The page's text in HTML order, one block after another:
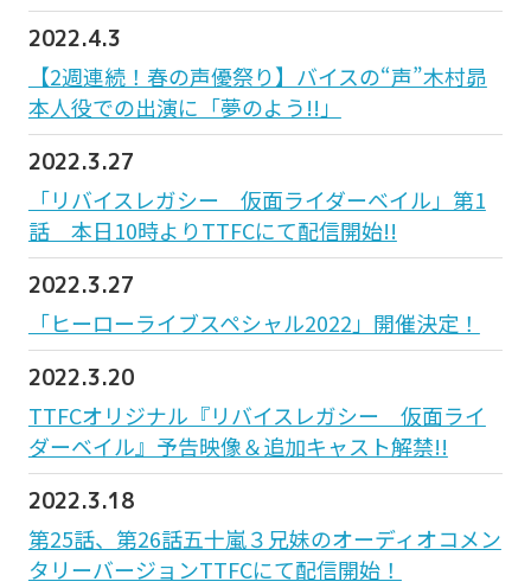
2022.4.3
【2週連続！春の声優祭り】バイスの“声”木村昴
本人役での出演に「夢のよう!!」
2022.3.27
「リバイスレガシー 仮面ライダーベイル」第1
話 本日10時よりTTFCにて配信開始!!
2022.3.27
「ヒーローライブスペシャル2022」開催決定！
2022.3.20
TTFCオリジナル『リバイスレガシー 仮面ライ
ダーベイル』予告映像＆追加キャスト解禁!!
2022.3.18
第25話、第26話五十嵐３兄妹のオーディオコメン
タリーバージョンTTFCにて配信開始！